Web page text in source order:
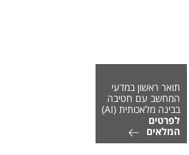
תואר ראשון במדעי
המחשב עם חטיבה
בבינה מלאכותית (AI)
לפרטים
המלאים